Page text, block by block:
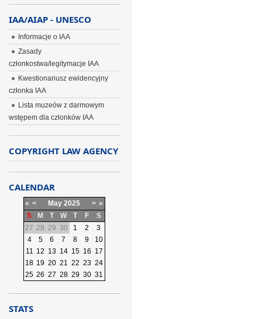
IAA/AIAP - UNESCO
Informacje o IAA
Zasady
członkostwa/legitymacje IAA
Kwestionariusz ewidencyjny
członka IAA
Lista muzeów z darmowym
wstępem dla członków IAA
COPYRIGHT LAW AGENCY
CALENDAR
« < May 2025 > »
S
M T W T F
S
27 28 29 30 1 2
3
4
5 6 7 8 9
10
11 12 13 14 15 16 17
18 19 20 21 22 23 24
25 26 27 28 29 30 31
STATS